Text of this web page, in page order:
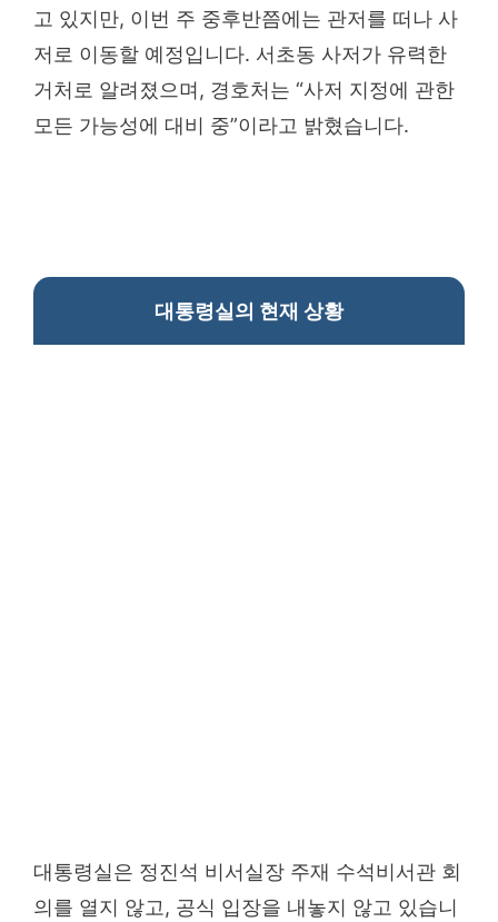
고 있지만, 이번 주 중후반쯤에는 관저를 떠나 사
저로 이동할 예정입니다. 서초동 사저가 유력한
거처로 알려졌으며, 경호처는 “사저 지정에 관한
모든 가능성에 대비 중”이라고 밝혔습니다.
대통령실의 현재 상황
대통령실은 정진석 비서실장 주재 수석비서관 회
의를 열지 않고, 공식 입장을 내놓지 않고 있습니